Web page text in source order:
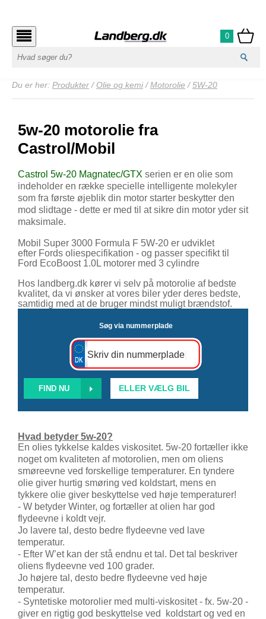
0
Du er her: Produkter / Olie og kemi/Motorolie /5W-20
5w-20 motorolie fra
Castrol/Mobil
Castrol 5w-20 Magnatec/GTX serien er en olie som
indeholder en række specielle intelligente molekyler
som fra første øjeblik din motor starter beskytter den
mod slidtage - dette er med til at sikre din motor yder sit
maksimale.
Mobil Super 3000 Formula F 5W-20 er udviklet
efter Fords oliespecifikation - og passer specifikt til
Ford EcoBoost 1.0L motorer med 3 cylindre
Hos landberg.dk kører vi selv på motorolie af bedste
kvalitet, da vi ønsker at vores biler yder deres bedste,
samtidig med at de bruger mindst muligt brændstof.
Søg via nummerplade
Skriv din nummerplade
ELLER VÆLG BIL
Hvad betyder 5w-20?
En olies tykkelse kaldes viskositet. 5w-20 fortæller ikke
noget om kvaliteten af motorolien, men om oliens
smøreevne ved forskellige temperaturer. En tyndere
olie giver hurtig smøring ved koldstart, mens en
tykkere olie giver beskyttelse ved høje temperaturer!
- W betyder Winter, og fortæller at olien har god
flydeevne i koldt vejr.
Jo lavere tal, desto bedre flydeevne ved lave
temperatur.
- Efter W’et kan der stå endnu et tal. Det tal beskriver
oliens flydeevne ved 100 grader.
Jo højere tal, desto bedre flydeevne ved høje
temperatur.
- Syntetiske motorolier med multi-viskositet - fx. 5w-20 -
giver en rigtig god beskyttelse ved
koldstart og ved en